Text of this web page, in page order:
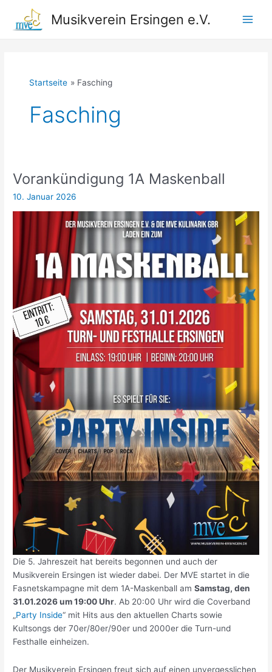
springen
Musikverein Ersingen e.V.
Startseite Fasching
Fasching
Vorankündigung 1A Maskenball
10. Januar 2026
Die 5. Jahreszeit hat bereits begonnen und auch der
Musikverein Ersingen ist wieder dabei. Der MVE startet in die
Fasnetskampagne mit dem 1A-Maskenball amSamstag, den
31.01.2026 um 19:00 Uhr. Ab 20:00 Uhr wird die Coverband
„ Party Inside“ mit Hits aus den aktuellen Charts sowie
Kultsongs der 70er/80er/90er und 2000er die Turn-und
Festhalle einheizen.
Der Musikverein Ersingen freut sich auf einen unvergesslichen